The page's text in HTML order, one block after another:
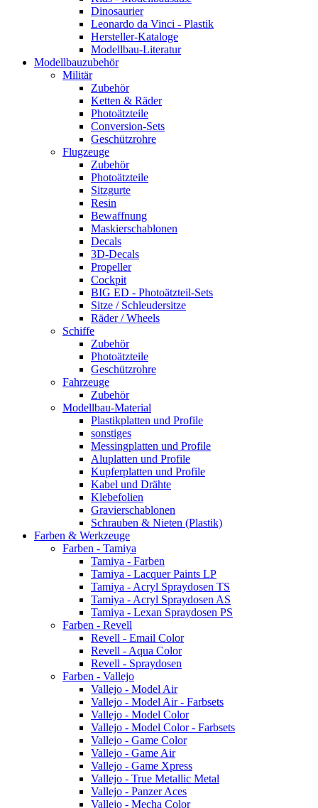
Dinosaurier
Leonardo da Vinci - Plastik
Hersteller-Kataloge
Modellbau-Literatur
Modellbauzubehör
Militär
Zubehör
Ketten & Räder
Photoätzteile
Conversion-Sets
Geschützrohre
Flugzeuge
Zubehör
Photoätzteile
Sitzgurte
Resin
Bewaffnung
Maskierschablonen
Decals
3D-Decals
Propeller
Cockpit
BIG ED - Photoätzteil-Sets
Sitze / Schleudersitze
Räder / Wheels
Schiffe
Zubehör
Photoätzteile
Geschützrohre
Fahrzeuge
Zubehör
Modellbau-Material
Plastikplatten und Profile
sonstiges
Messingplatten und Profile
Aluplatten und Profile
Kupferplatten und Profile
Kabel und Drähte
Klebefolien
Gravierschablonen
Schrauben & Nieten (Plastik)
Farben & Werkzeuge
Farben - Tamiya
Tamiya - Farben
Tamiya - Lacquer Paints LP
Tamiya - Acryl Spraydosen TS
Tamiya - Acryl Spraydosen AS
Tamiya - Lexan Spraydosen PS
Farben - Revell
Revell - Email Color
Revell - Aqua Color
Revell - Spraydosen
Farben - Vallejo
Vallejo - Model Air
Vallejo - Model Air - Farbsets
Vallejo - Model Color
Vallejo - Model Color - Farbsets
Vallejo - Game Color
Vallejo - Game Air
Vallejo - Game Xpress
Vallejo - True Metallic Metal
Vallejo - Panzer Aces
Vallejo - Mecha Color